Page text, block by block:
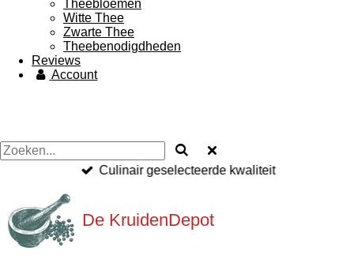
Theebloemen
Witte Thee
Zwarte Thee
Theebenodigdheden
Reviews
Account
Culinair geselecteerde kwaliteit
De KruidenDepot